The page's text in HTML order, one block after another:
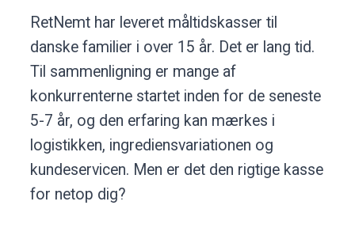
RetNemt har leveret måltidskasser til
danske familier i over 15 år. Det er lang tid.
Til sammenligning er mange af
konkurrenterne startet inden for de seneste
5-7 år, og den erfaring kan mærkes i
logistikken, ingrediensvariationen og
kundeservicen. Men er det den rigtige kasse
for netop dig?